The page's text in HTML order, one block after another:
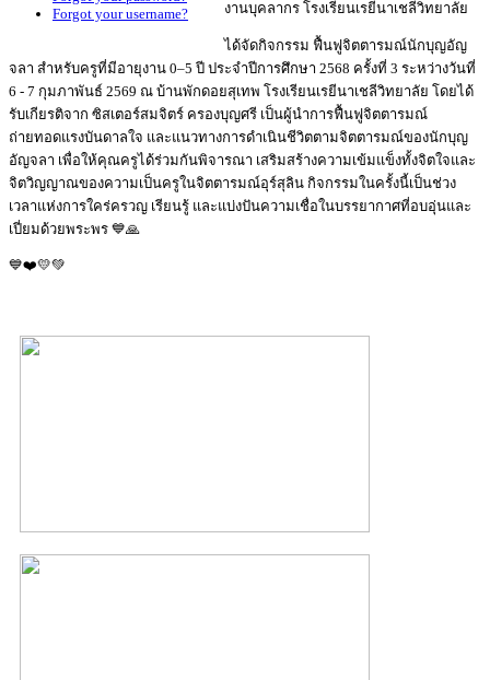
Forgot your username?
งานบุคลากร โรงเรียนเรยีนาเชลีวิทยาลัย
ได้จัดกิจกรรม ฟื้นฟูจิตตารมณ์นักบุญอัญ
จลา สำหรับครูที่มีอายุงาน 0–5 ปี ประจำปีการศึกษา 2568 ครั้งที่ 3 ระหว่างวันที่
6 - 7 กุมภาพันธ์ 2569 ณ บ้านพักดอยสุเทพ โรงเรียนเรยีนาเชลีวิทยาลัย โดยได้
รับเกียรติจาก ซิสเตอร์สมจิตร์ ครองบุญศรี เป็นผู้นำการฟื้นฟูจิตตารมณ์
ถ่ายทอดแรงบันดาลใจ และแนวทางการดำเนินชีวิตตามจิตตารมณ์ของนักบุญ
อัญจลา เพื่อให้คุณครูได้ร่วมกันพิจารณา เสริมสร้างความเข้มแข็งทั้งจิตใจและ
จิตวิญญาณของความเป็นครูในจิตตารมณ์อุร์สุลิน กิจกรรมในครั้งนี้เป็นช่วง
เวลาแห่งการใคร่ครวญ เรียนรู้ และแบ่งปันความเชื่อในบรรยากาศที่อบอุ่นและ
เปี่ยมด้วยพระพร 💙🙏
💙❤️💛💚